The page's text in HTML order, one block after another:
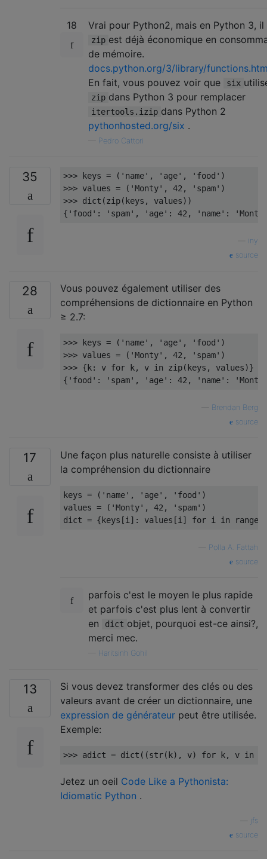
18 Vrai pour Python2, mais en Python 3, il
zip est déjà économique en
de mémoire.
docs.python.org/3/library/
En fait, vous pouvez voir que
six
zip dans Python 3 pour remplacer
itertools.izip dans Python 2
pythonhosted.org/six .
Pedro Cattori
35 >>> keys = ( 'name' , 'age' , 'food' )
>>> values = ( 'Monty' , 42 , 'spam' )
>>> dict (zip( keys , values))
{ 'food' : 'spam' , 'age' : 42 , 'name' :
iny
source
28
Vous pouvez également utiliser des
compréhensions de dictionnaire en Python
≥ 2.7:
>>> keys = ( 'name' , 'age' , 'food' )
>>> values = ( 'Monty' , 42 , 'spam' )
>>> { k: v for k, v in zip( keys , values)}
{ 'food' : 'spam' , 'age' : 42 , 'name' :
Brendan Berg
source
17
Une façon plus naturelle consiste à utiliser
la compréhension du dictionnaire
keys = ( 'name' , 'age' , 'food' )
values = ( 'Monty' , 42 , 'spam' )
dict = { keys [i ]: values [i ] for i in range
Polla A. Fattah
source
parfois c'est le moyen le plus rapide
et parfois c'est plus lent à convertir
en
dict objet, pourquoi est-ce ainsi?,
merci mec.
Haritsinh Gohil
13
Si vous devez transformer des clés ou des
valeurs avant de créer un dictionnaire, une
expression de générateur peut être utilisée.
Exemple:
>>> adict = dict ((str( k), v) for k, v in
Jetez un oeil Code Like a Pythonista:
Idiomatic Python .
jfs
source